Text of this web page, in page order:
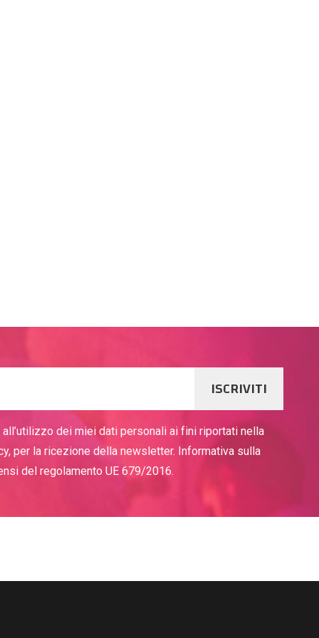
ISCRIVITI
dei miei dati personali ai fini riportati nella
per la ricezione della newsletter. Informativa sulla
del regolamento UE 679/2016.